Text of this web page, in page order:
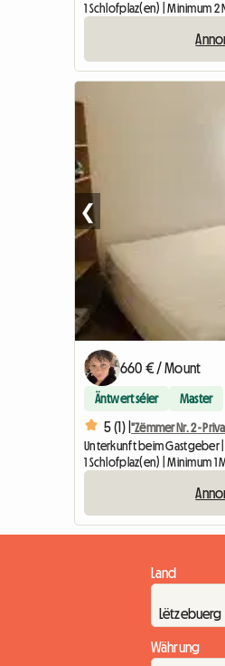
1 Schlofplaz(en) | Minimum 2
❮
660 € / Mount
Äntwert séier Master
5 (1) |"Zëmmer Nr. 2 -
Unterkunft beim Gastgeber |
1 Schlofplaz(en) | Minimum 1
Land
Währung